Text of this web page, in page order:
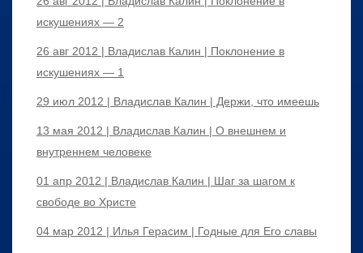
искушениях — 2
26 авг 2012 | Владислав Калин | Поклонение в
искушениях — 1
29 июл 2012 | Владислав Калин | Держи, что имеешь
13 мая 2012 | Владислав Калин | О внешнем и
внутреннем человеке
01 апр 2012 | Владислав Калин | Шаг за шагом к
свободе во Христе
04 мар 2012 | Илья Герасим | Годные для Его славы